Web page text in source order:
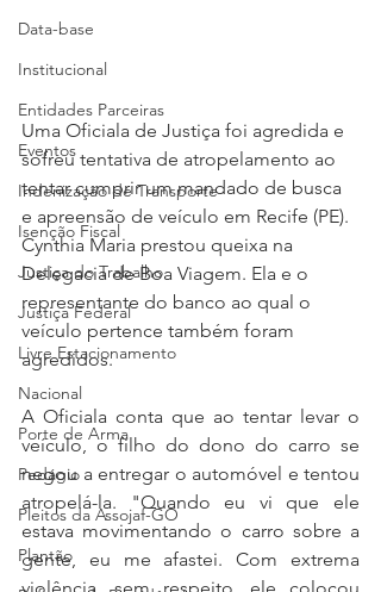
Data-base
Institucional
Entidades Parceiras
Eventos
Indenização de Transporte
Isenção Fiscal
Justiça do Trabalho
Justiça Federal
Livre Estacionamento
Nacional
Porte de Arma
Pedágio
Pleitos da Assojaf-GO
Plantão
Uma Oficiala de Justiça foi agredida e
sofreu tentativa de atropelamento ao
tentar cumprir um mandado de busca
e apreensão de veículo em Recife (PE).
Cynthia Maria prestou queixa na
Delegacia de Boa Viagem. Ela e o
representante do banco ao qual o
veículo pertence também foram
agredidos.
A Oficiala conta que ao tentar levar o
veículo, o filho do dono do carro se
negou a entregar o automóvel e tentou
atropelá-la. "Quando eu vi que ele
estava movimentando o carro sobre a
gente, eu me afastei. Com extrema